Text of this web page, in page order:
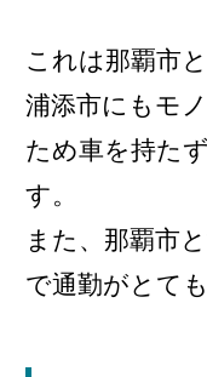
これは那覇市
浦添市にもモ
ため車を持た
す。
また、那覇市
で通勤がとて